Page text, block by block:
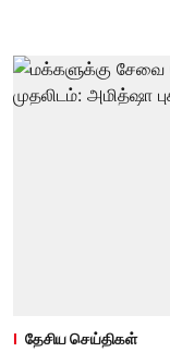
தேசிய செய்திகள்